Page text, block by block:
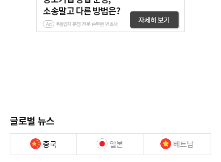
글로벌 뉴스
중국 일본 베트남